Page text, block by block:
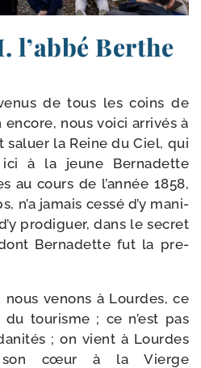
l’abbé Berthe
de tous les coins de
nous voi­ci arri­vés à
saluer la Reine du Ciel, qui
à la jeune Bernadette
au cours de l’année 1858,
n’a jamais ces­sé d’y mani­
pro­di­guer, dans le secret
Bernadette fut la pre­
venons à Lourdes, ce
du tou­risme ; ce n’est pas
; on vient à Lourdes
son cœur à la Vierge